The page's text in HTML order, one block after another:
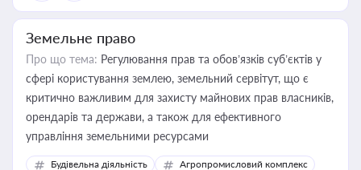
Земельне право
Про що тема: Регулювання прав та обов’язків суб’єктів у
сфері користування землею, земельний сервітут, що є
критично важливим для захисту майнових прав власників,
орендарів та держави, а також для ефективного
управління земельними ресурсами
Будівельна діяльність Агропромисловий комплекс